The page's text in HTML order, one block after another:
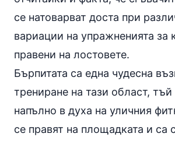
се натоварват доста при
вариации на упражненията за
правени на лостовете.
Бърпитата са една чудесна
трениране на тази област, тъй
напълно в духа на уличния
се правят на площадката и са